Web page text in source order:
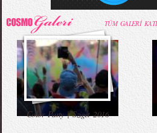
TÜM GALERİ
Color Party | Sziget 2016